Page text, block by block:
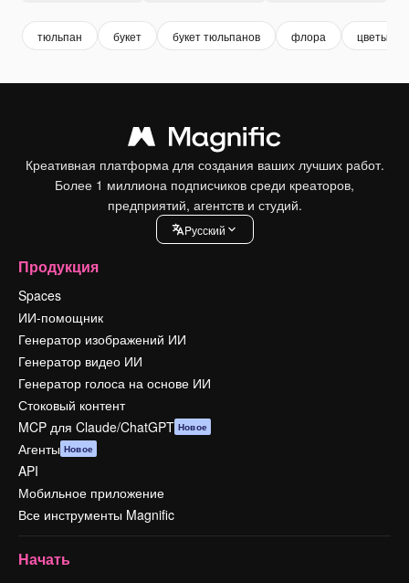
тюльпан букет букет тюльпанов флора цветы
Креативная платформа для создания ваших лучших работ.
Более 1 миллиона подписчиков среди креаторов,
предприятий, агентств и студий.
Pусский
Продукция
Spaces
ИИ-помощник
Генератор изображений ИИ
Генератор видео ИИ
Генератор голоса на основе ИИ
Стоковый контент
MCP для Claude/ChatGPT Новое
Агенты Новое
API
Мобильное приложение
Все инструменты Magnific
Начать